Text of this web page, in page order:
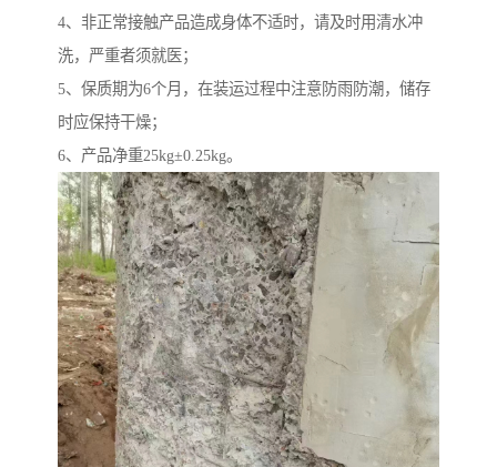
4、非正常接触产品造成身体不适时，请及时用清水冲
洗，严重者须就医；
5、保质期为6个月，在装运过程中注意防雨防潮，储存
时应保持干燥；
6、产品净重25kg±0.25kg。